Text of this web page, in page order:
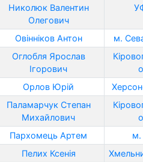
Николюк Валентин
Олегович
Овінніков Антон
м.
Оглобля Ярослав
Ігорович
Орлов Юрій
Паламарчук Степан
Михайлович
Пархомець Артем
м.
Пелих Ксенія